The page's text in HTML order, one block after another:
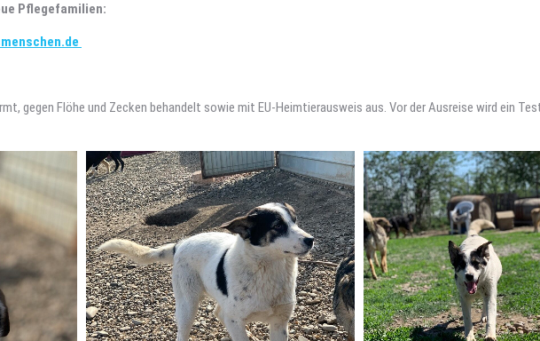
Pflegefamilien:
gegen Flöhe und Zecken behandelt sowie mit EU-Heimtierausweis aus. Vor der Ausreise wird ein